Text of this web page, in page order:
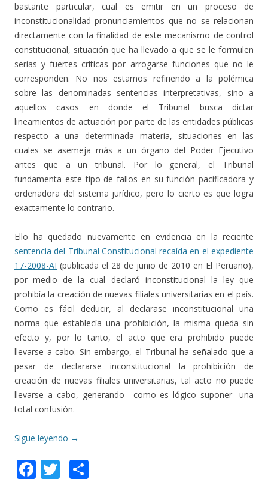
bastante particular, cual es emitir en un proceso de
inconstitucionalidad pronunciamientos que no se relacionan
directamente con la finalidad de este mecanismo de control
constitucional, situación que ha llevado a que se le formulen
serias y fuertes críticas por arrogarse funciones que no le
corresponden. No nos estamos refiriendo a la polémica
sobre las denominadas sentencias interpretativas, sino a
aquellos casos en donde el Tribunal busca dictar
lineamientos de actuación por parte de las entidades públicas
respecto a una determinada materia, situaciones en las
cuales se asemeja más a un órgano del Poder Ejecutivo
antes que a un tribunal. Por lo general, el Tribunal
fundamenta este tipo de fallos en su función pacificadora y
ordenadora del sistema jurídico, pero lo cierto es que logra
exactamente lo contrario.
Ello ha quedado nuevamente en evidencia en la reciente
sentencia del Tribunal Constitucional recaída en el expediente
17-2008-AI (publicada el 28 de junio de 2010 en El Peruano),
por medio de la cual declaró inconstitucional la ley que
prohibía la creación de nuevas filiales universitarias en el país.
Como es fácil deducir, al declarase inconstitucional una
norma que establecía una prohibición, la misma queda sin
efecto y, por lo tanto, el acto que era prohibido puede
llevarse a cabo. Sin embargo, el Tribunal ha señalado que a
pesar de declararse inconstitucional la prohibición de
creación de nuevas filiales universitarias, tal acto no puede
llevarse a cabo, generando –como es lógico suponer- una
total confusión.
Sigue leyendo →
F T